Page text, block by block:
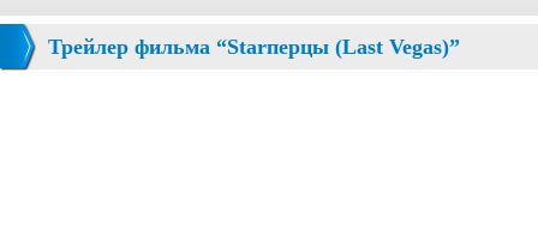
Трейлер фильма “Starперцы (Last Vegas)”